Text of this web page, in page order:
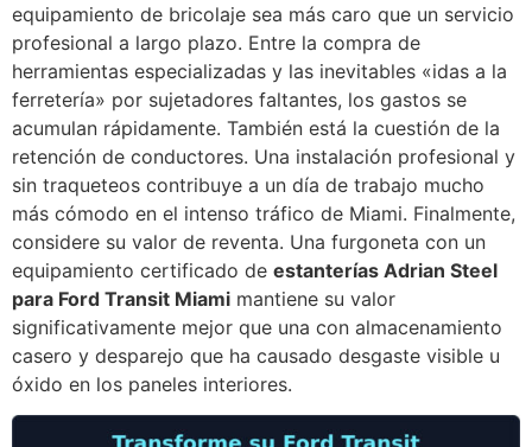
equipamiento de bricolaje sea más caro que un servicio
profesional a largo plazo. Entre la compra de
herramientas especializadas y las inevitables «idas a la
ferretería» por sujetadores faltantes, los gastos se
acumulan rápidamente. También está la cuestión de la
retención de conductores. Una instalación profesional y
sin traqueteos contribuye a un día de trabajo mucho
más cómodo en el intenso tráfico de Miami. Finalmente,
considere su valor de reventa. Una furgoneta con un
equipamiento certificado de estanterías Adrian Steel
para Ford Transit Miami mantiene su valor
significativamente mejor que una con almacenamiento
casero y desparejo que ha causado desgaste visible u
óxido en los paneles interiores.